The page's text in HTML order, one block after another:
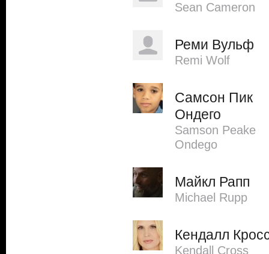
Sean Cameron
Реми Вульф
Remi Wolf
Самсон Пик
Ондего
Samson Peake
Ondego
Майкл Рапп
Michael Rupp
Кендалл
Kendall Cross